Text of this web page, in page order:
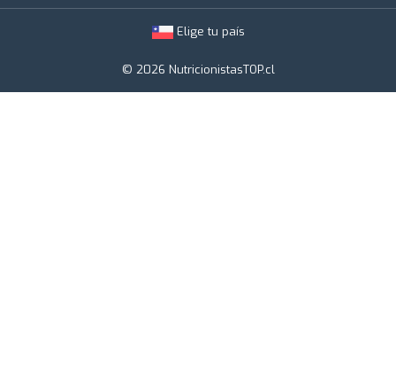
Elige tu país
© 2026 NutricionistasTOP.cl